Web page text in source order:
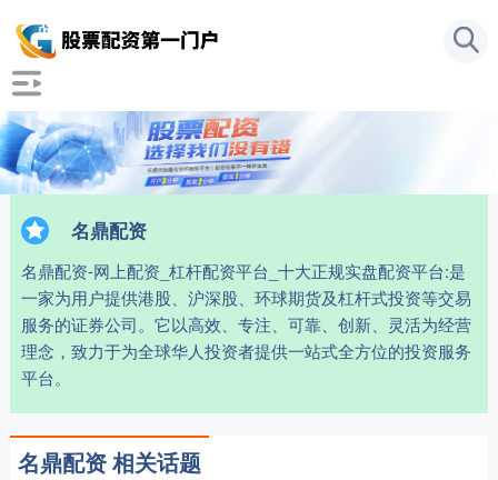
名鼎配资
名鼎配资-网上配资_杠杆配资平台_十大正规实盘配资平台:是
一家为用户提供港股、沪深股、环球期货及杠杆式投资等交易
服务的证券公司。它以高效、专注、可靠、创新、灵活为经营
理念，致力于为全球华人投资者提供一站式全方位的投资服务
平台。
名鼎配资 相关话题